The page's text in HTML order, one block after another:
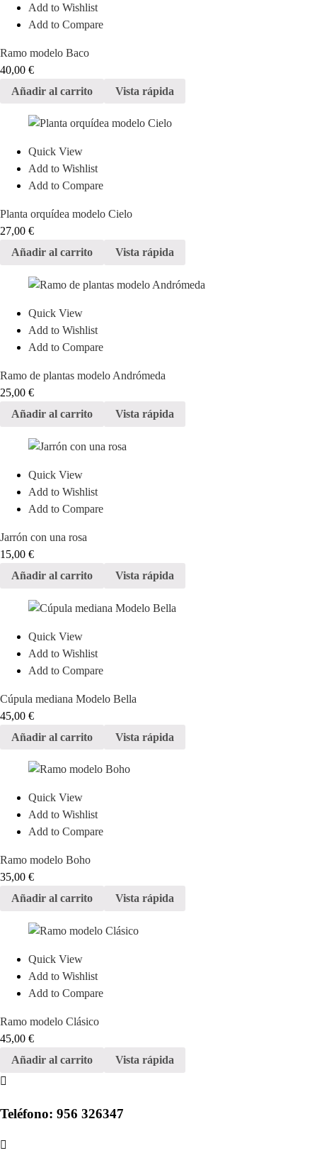
Add to Wishlist
Add to Compare
Ramo modelo Baco
40,00 €
Añadir al carrito
Vista rápida
Quick View
Add to Wishlist
Add to Compare
Planta orquídea modelo Cielo
27,00 €
Añadir al carrito
Vista rápida
Quick View
Add to Wishlist
Add to Compare
Ramo de plantas modelo Andrómeda
25,00 €
Añadir al carrito
Vista rápida
Quick View
Add to Wishlist
Add to Compare
Jarrón con una rosa
15,00 €
Añadir al carrito
Vista rápida
Quick View
Add to Wishlist
Add to Compare
Cúpula mediana Modelo Bella
45,00 €
Añadir al carrito
Vista rápida
Quick View
Add to Wishlist
Add to Compare
Ramo modelo Boho
35,00 €
Añadir al carrito
Vista rápida
Quick View
Add to Wishlist
Add to Compare
Ramo modelo Clásico
45,00 €
Añadir al carrito
Vista rápida
Teléfono: 956 326347